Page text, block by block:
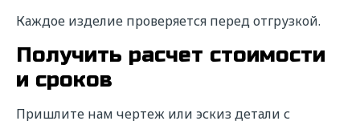
Каждое изделие проверяется перед отгрузкой.
Получить расчет стоимости
и сроков
Пришлите нам чертеж или эскиз детали с